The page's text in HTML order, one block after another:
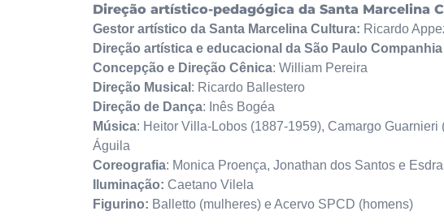
Direção artístico-pedagógica da Santa Marcelina
Gestor artístico da Santa Marcelina Cultura: Ricardo
Direção artística e educacional da São Paulo
Concepção e Direção Cênica: William Pereira
Direção Musical : Ricardo Ballestero
Direção de Dança: Inês Bogéa
Música: Heitor Villa-Lobos (1887-1959), Camargo
Águila
Coreografia: Monica Proença, Jonathan dos Santos e
Iluminação: Caetano Vilela
Figurino: Balletto (mulheres) e Acervo SPCD (homens)